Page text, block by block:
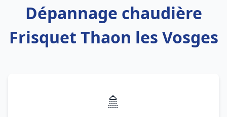
Dépannage chaudière
Frisquet Thaon les Vosges
🚿